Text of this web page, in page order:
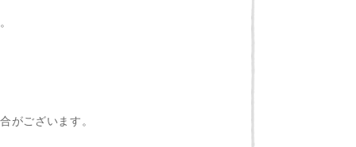
がございます。